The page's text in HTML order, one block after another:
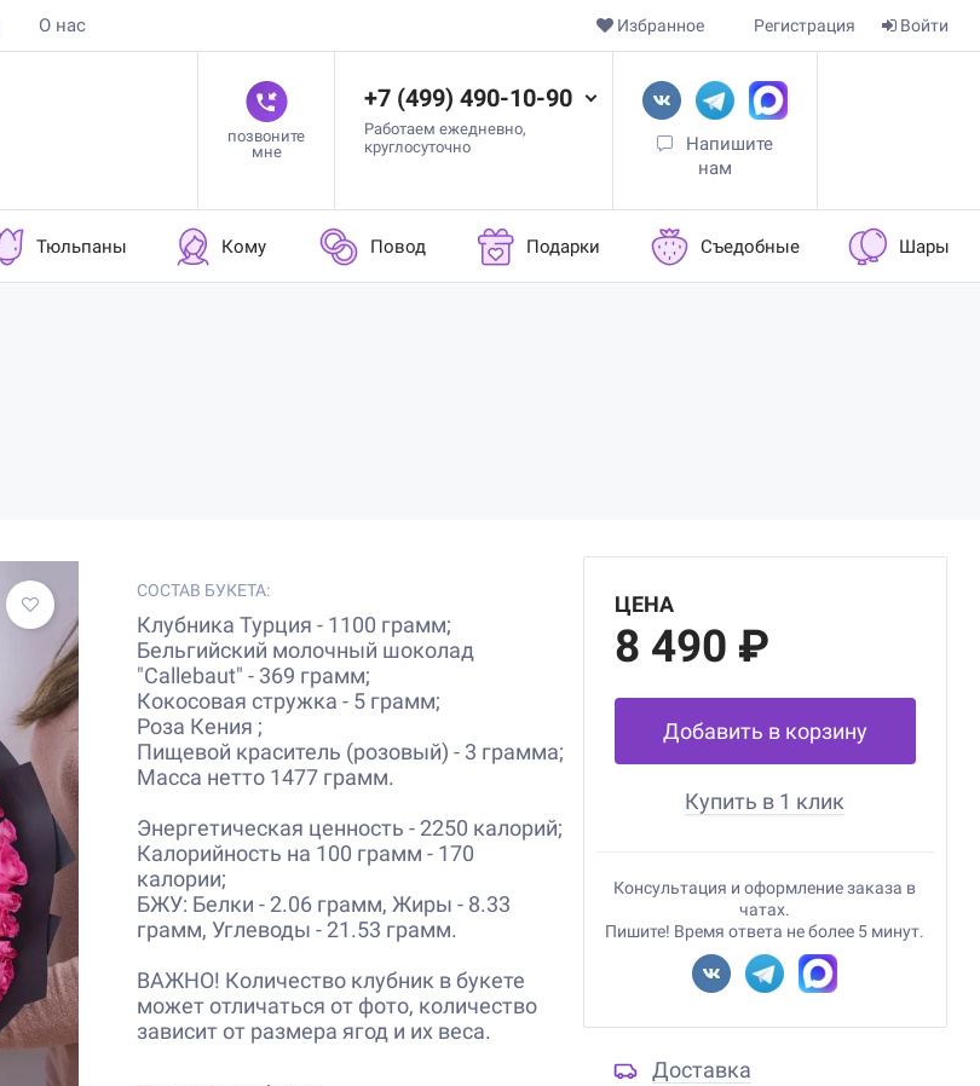
О нас Войти
Регистрация
Избранное
позвоните
мне
+7 (499) 490-10-90
Работаем ежедневно,
круглосуточно
Напишите
нам
Тюльпаны Кому Повод Подарки Съедобные Шары
СОСТАВ БУКЕТА:
Клубника Турция - 1100 грамм;
Бельгийский молочный шоколад
"Callebaut" - 369 грамм;
Кокосовая стружка - 5 грамм;
Роза Кения ;
Пищевой краситель (розовый) - 3 грамма;
Масса нетто 1477 грамм.
Энергетическая ценность - 2250 калорий;
Калорийность на 100 грамм - 170
калории;
БЖУ: Белки - 2.06 грамм, Жиры - 8.33
грамм, Углеводы - 21.53 грамм.
ВАЖНО! Количество клубник в букете
может отличаться от фото, количество
зависит от размера ягод и их веса.
ЦЕНА
8 490 ₽
Добавить в корзину
Купить в 1 клик
Консультация и оформление заказа в
чатах.
Пишите! Время ответа не более 5 минут.
Доставка